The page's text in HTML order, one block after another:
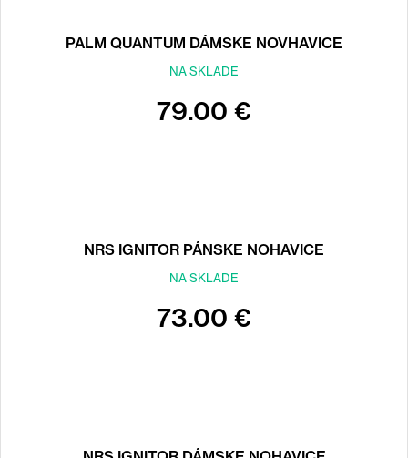
PALM QUANTUM DÁMSKE NOVHAVICE
NA SKLADE
79.00 €
NRS IGNITOR PÁNSKE NOHAVICE
NA SKLADE
73.00 €